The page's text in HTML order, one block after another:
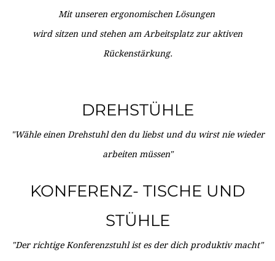
Mit unseren ergonomischen Lösungen
wird sitzen und stehen am Arbeitsplatz zur aktiven
Rückenstärkung.
DREHSTÜHLE
"Wähle einen Drehstuhl den du liebst und du wirst nie wieder
arbeiten müssen"
KONFERENZ- TISCHE UND
STÜHLE
"Der richtige Konferenzstuhl ist es der dich produktiv macht"